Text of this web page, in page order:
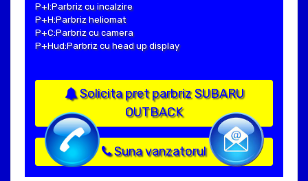
P+I:Parbriz cu incalzire
P+H:Parbriz heliomat
P+C:Parbriz cu camera
P+Hud:Parbriz cu head up display
Solicita pret parbriz SUBARU
OUTBACK
Suna vanzatorul